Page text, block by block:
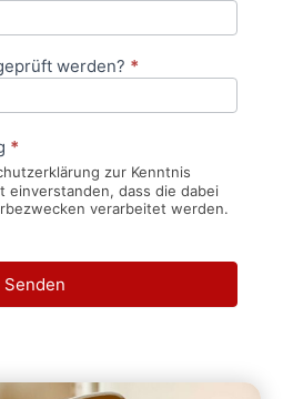
werden? *
*
zur Kenntnis
einverstanden, dass die dabei
verarbeitet werden.
Senden